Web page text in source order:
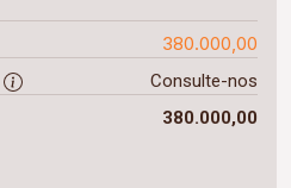
380.000,00
Consulte-nos
380.000,00